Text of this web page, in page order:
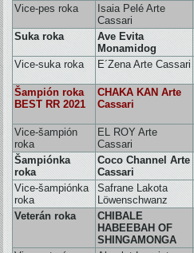
Vice-pes roka
Isaia Pelé Arte
Cassari
Suka roka
Ave Evita
Monamidog
Vice-suka roka
E´Zena Arte Cassari
Šampión roka
BEST RR 2021
CHAKA KAN Arte
Cassari
Vice-šampión
roka
EL ROY Arte
Cassari
Šampiónka
roka
Coco Channel Arte
Cassari
Vice-šampiónka
roka
Safrane Lakota
Löwenschwanz
Veterán roka
CHIBALE
HABEEBAH OF
SHINGAMONGA